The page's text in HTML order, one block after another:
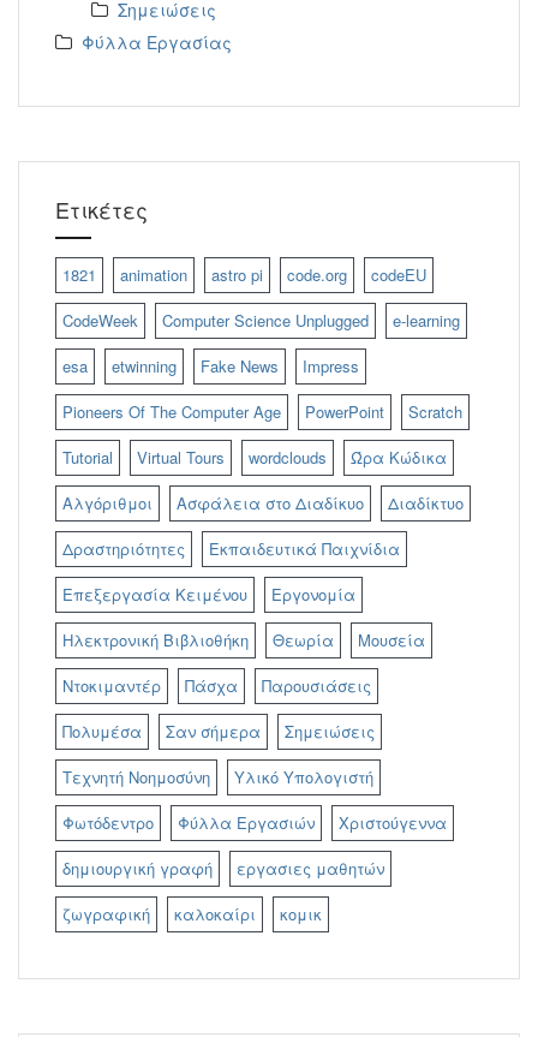
Σημειώσεις
Φύλλα Εργασίας
Ετικέτες
1821 animation astro pi code.org
codeEU
CodeWeek
Computer Science Unplugged
e-learning
esa
etwinning Fake News
Impress
Pioneers Of The Computer Age
PowerPoint
Scratch
Tutorial
Virtual Tours wordclouds
Ώρα Κώδικα
Αλγόριθμοι
Ασφάλεια στο Διαδίκυο
Διαδίκτυο
Δραστηριότητες
Εκπαιδευτικά Παιχνίδια
Επεξεργασία Κειμένου
Εργονομία
Ηλεκτρονική Βιβλιοθήκη
Θεωρία
Μουσεία
Ντοκιμαντέρ
Πάσχα
Παρουσιάσεις
Πολυμέσα
Σαν σήμερα
Σημειώσεις
Τεχνητή Νοημοσύνη
Υλικό Υπολογιστή
Φωτόδεντρο
Φύλλα Εργασιών
Χριστούγεννα
δημιουργική γραφή
εργασιες μαθητών
ζωγραφική
καλοκαίρι κομικ